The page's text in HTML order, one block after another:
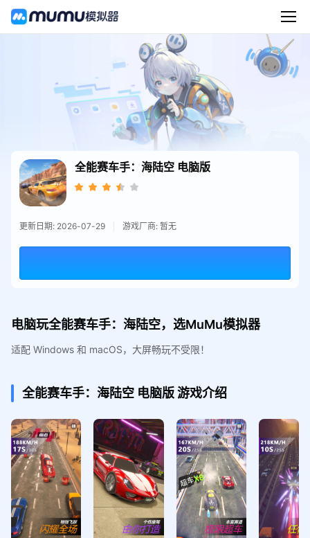
全能赛车手：海陆空 电脑版
更新日期: 2026-07-29 游戏厂商: 暂无
电脑玩全能赛车手：海陆空，选MuMu模拟器
适配 Windows 和 macOS，大屏畅玩不受限！
全能赛车手：海陆空 电脑版游戏介绍